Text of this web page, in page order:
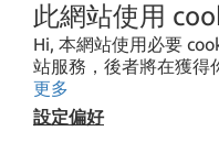
此網站使用
Hi, 本網站使用必要
站服務，後者將在獲得
更多
設定偏好
信箱｜
地址｜桃園市
I CA PING ©2023